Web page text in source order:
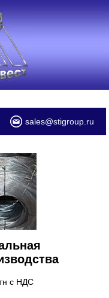
sales@stigroup.ru
с НДС